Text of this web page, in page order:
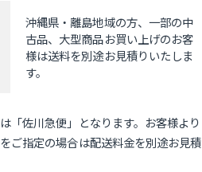
沖縄県・離島地域の方、一部の中
古品、大型商品お買い上げのお客
様は送料を別途お見積りいたしま
す。
「佐川急便」となります。お客様より
ご指定の場合は配送料金を別途お見積